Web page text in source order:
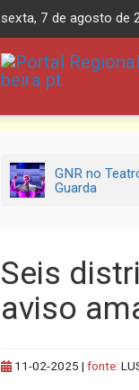
sexta, 7 de agosto de
GNR no
Guarda
Seis
aviso
11-02-2025 | fonte: